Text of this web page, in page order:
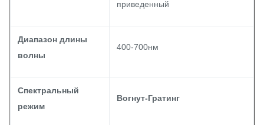
приведенный
Диапазон длины
волны
400-700нм
Спектральный
режим
Вогнут-Гратинг